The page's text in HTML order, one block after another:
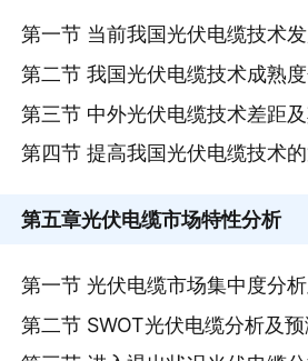
第一节 当前我国光伏电缆技术
第二节 我国光伏电缆技术成熟
第三节 中外光伏电缆技术差距
第四节 提高我国光伏电缆技术
第五章光伏电缆市场特性分析
第一节 光伏电缆市场集中度分
第二节 SWOT光伏电缆分析及预